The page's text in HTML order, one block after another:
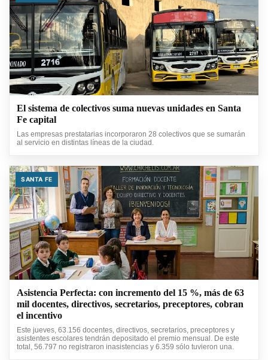
El sistema de colectivos suma nuevas unidades en Santa
Fe capital
Las empresas prestatarias incorporaron 28 colectivos que se sumarán
al servicio en distintas líneas de la ciudad.
SANTA FE
Asistencia Perfecta: con incremento del 15 %, más de 63
mil docentes, directivos, secretarios, preceptores, cobran
el incentivo
Este jueves, 63.156 docentes, directivos, secretarios, preceptores y
asistentes escolares tendrán depositado el premio mensual. De este
total, 56.797 no registraron inasistencias y 6.359 sólo tuvieron una.